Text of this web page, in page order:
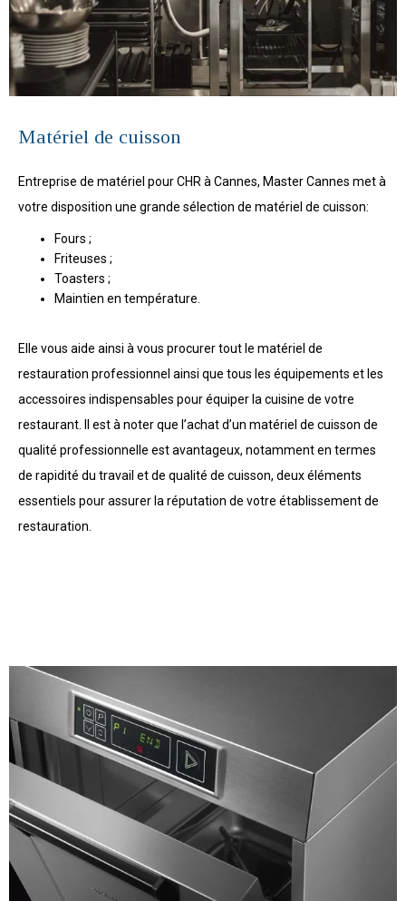
Matériel de cuisson
Entreprise de matériel pour CHR à Cannes, Master Cannes met à
votre disposition une grande sélection de matériel de cuisson:
Fours ;
Friteuses ;
Toasters ;
Maintien en température.
Elle vous aide ainsi à vous procurer tout le matériel de
restauration professionnel ainsi que tous les équipements et les
accessoires indispensables pour équiper la cuisine de votre
restaurant. Il est à noter que l’achat d’un matériel de cuisson de
qualité professionnelle est avantageux, notamment en termes
de rapidité du travail et de qualité de cuisson, deux éléments
essentiels pour assurer la réputation de votre établissement de
restauration.